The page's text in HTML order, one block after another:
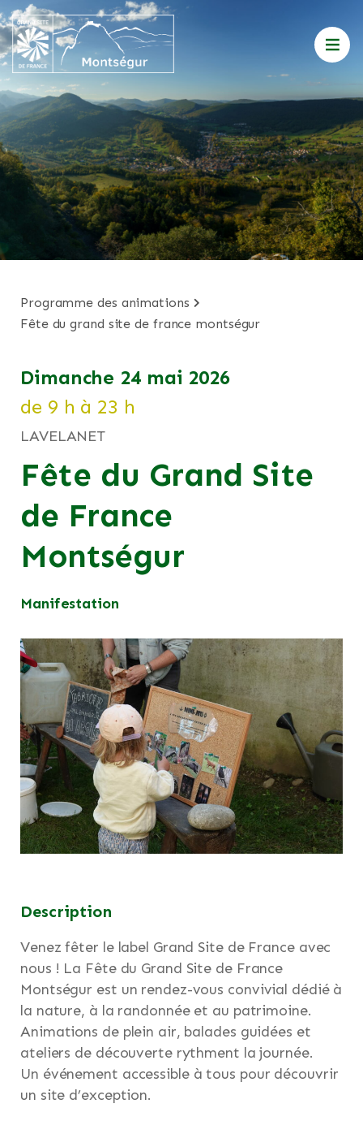
programme des animations
fête du grand site de france montségur
dimanche 24 mai 2026
de 9 h à 23 h
LAVELANET
Fête du Grand Site
de France
Montségur
Manifestation
Description
Venez fêter le label Grand Site de France avec
nous ! La Fête du Grand Site de France
Montségur est un rendez-vous convivial dédié à
la nature, à la randonnée et au patrimoine.
Animations de plein air, balades guidées et
ateliers de découverte rythment la journée.
Un événement accessible à tous pour découvrir
un site d’exception.